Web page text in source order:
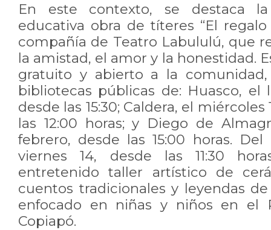
En este contexto, se destaca
educativa obra de títeres “El
compañía de Teatro Labululú, que
la amistad, el amor y la honestidad.
gratuito y abierto a la
bibliotecas públicas de: Huasco, el
desde las 15:30; Caldera, el
las 12:00 horas; y Diego de
febrero, desde las 15:00 horas.
viernes 14, desde las 11:30
entretenido taller artístico de
cuentos tradicionales y leyendas
enfocado en niñas y niños en el
Copiapó.